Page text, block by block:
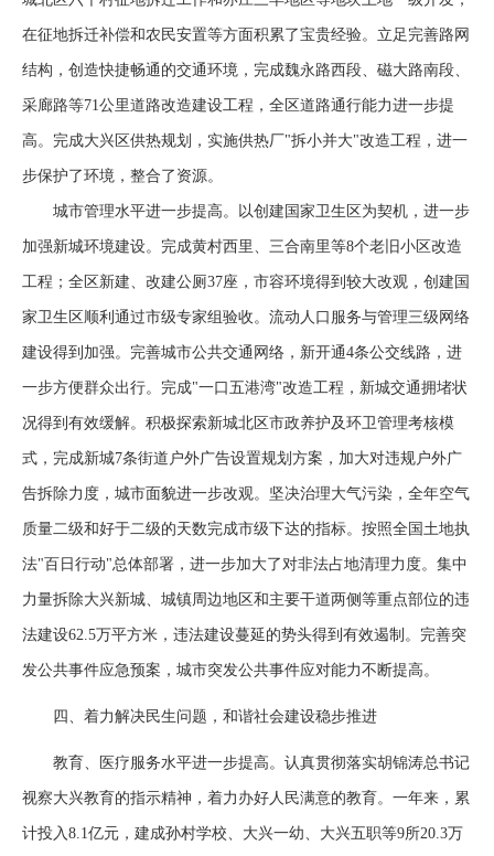
在征地拆迁补偿和农民安置等方面积累了宝贵经验。立足完善路网
结构，创造快捷畅通的交通环境，完成魏永路西段、磁大路南段、
采廊路等71公里道路改造建设工程，全区道路通行能力进一步提
高。完成大兴区供热规划，实施供热厂"拆小并大"改造工程，进一
步保护了环境，整合了资源。
城市管理水平进一步提高。以创建国家卫生区为契机，进一步
加强新城环境建设。完成黄村西里、三合南里等8个老旧小区改造
工程；全区新建、改建公厕37座，市容环境得到较大改观，创建国
家卫生区顺利通过市级专家组验收。流动人口服务与管理三级网络
建设得到加强。完善城市公共交通网络，新开通4条公交线路，进
一步方便群众出行。完成"一口五港湾"改造工程，新城交通拥堵状
况得到有效缓解。积极探索新城北区市政养护及环卫管理考核模
式，完成新城7条街道户外广告设置规划方案，加大对违规户外广
告拆除力度，城市面貌进一步改观。坚决治理大气污染，全年空气
质量二级和好于二级的天数完成市级下达的指标。按照全国土地执
法"百日行动"总体部署，进一步加大了对非法占地清理力度。集中
力量拆除大兴新城、城镇周边地区和主要干道两侧等重点部位的违
法建设62.5万平方米，违法建设蔓延的势头得到有效遏制。完善突
发公共事件应急预案，城市突发公共事件应对能力不断提高。
四、着力解决民生问题，和谐社会建设稳步推进
教育、医疗服务水平进一步提高。认真贯彻落实胡锦涛总书记
视察大兴教育的指示精神，着力办好人民满意的教育。一年来，累
计投入8.1亿元，建成孙村学校、大兴一幼、大兴五职等9所20.3万